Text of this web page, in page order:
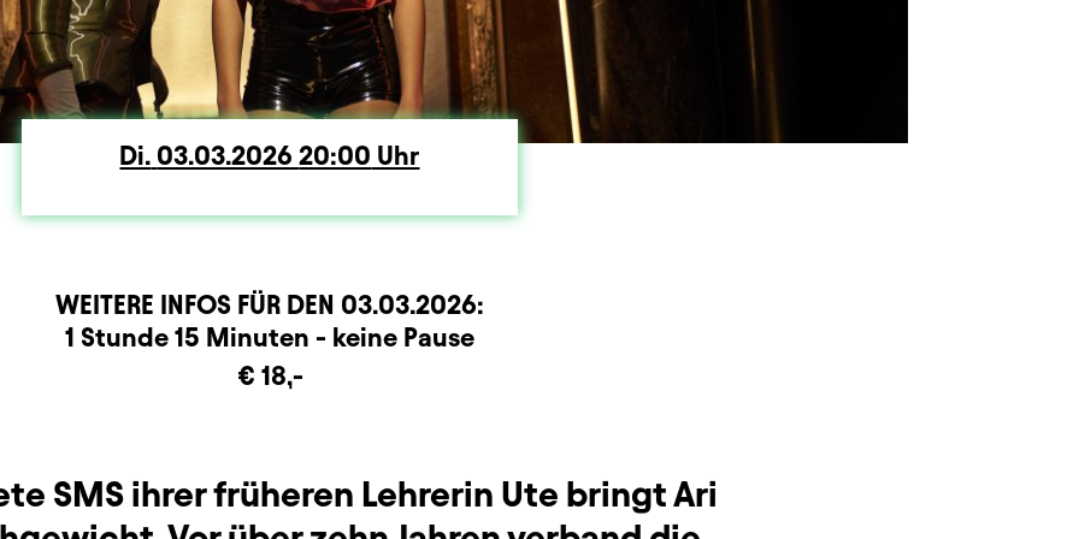
Di. Dienstag
03.03.202620:00 Uhr
WEITERE INFOS FÜR DEN 03.03.2026:
1 Stunde 15 Minuten - keine Pause
€ 18,-
SMS ihrer früheren Lehrerin Ute bringt Ari